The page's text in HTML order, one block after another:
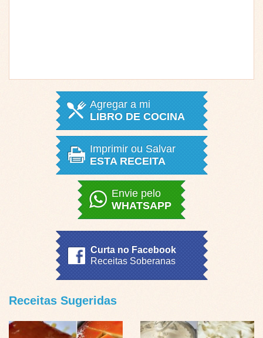
Agregar a mi
LIBRO DE COCINA
Imprimir ou Salvar
ESTA RECEITA
Envie pelo
WHATSAPP
Curta no Facebook
Receitas Soberanas
Receitas Sugeridas